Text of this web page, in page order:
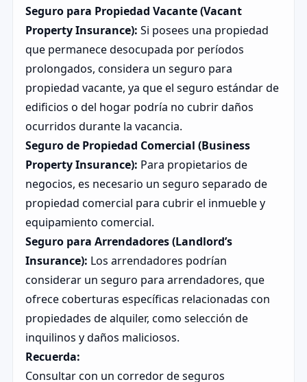
Seguro para Propiedad Vacante (Vacant
Property Insurance): Si posees una propiedad
que permanece desocupada por períodos
prolongados, considera un seguro para
propiedad vacante, ya que el seguro estándar de
edificios o del hogar podría no cubrir daños
ocurridos durante la vacancia.
Seguro de Propiedad Comercial (Business
Property Insurance): Para propietarios de
negocios, es necesario un seguro separado de
propiedad comercial para cubrir el inmueble y
equipamiento comercial.
Seguro para Arrendadores (Landlord’s
Insurance): Los arrendadores podrían
considerar un seguro para arrendadores, que
ofrece coberturas específicas relacionadas con
propiedades de alquiler, como selección de
inquilinos y daños maliciosos.
Recuerda:
Consultar con un corredor de seguros